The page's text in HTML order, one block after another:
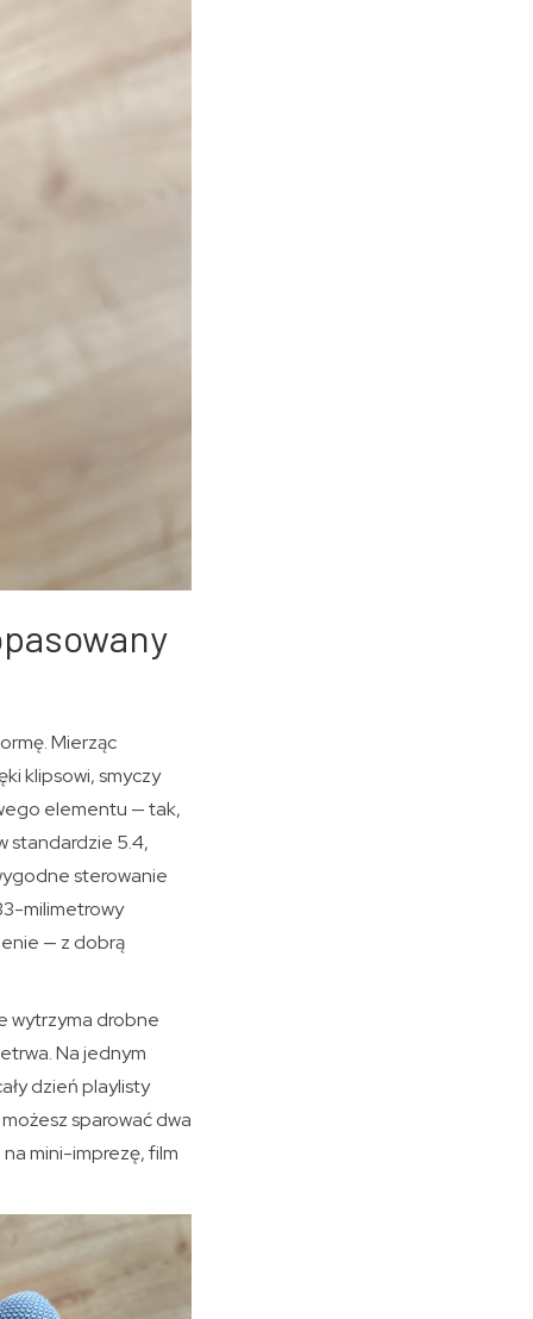
Mierząc
klipsowi, smyczy
elementu — tak,
standardzie 5.4,
sterowanie
milimetrowy
— z dobrą
wytrzyma drobne
Na jednym
dzień playlisty
sparować dwa
mini-imprezę, film